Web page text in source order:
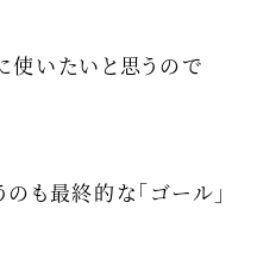
使いたいと思うので
も最終的な「ゴール」